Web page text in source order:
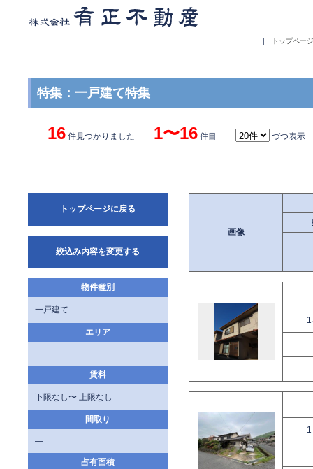
| トップページ
特集：一戸建て特集
16件見つかりました 1〜16件目 づつ表
トップページに戻る
絞込み内容を変更する
物件種別
一戸建て
エリア
—
賃料
下限なし〜 上限なし
間取り
—
占有面積
画像